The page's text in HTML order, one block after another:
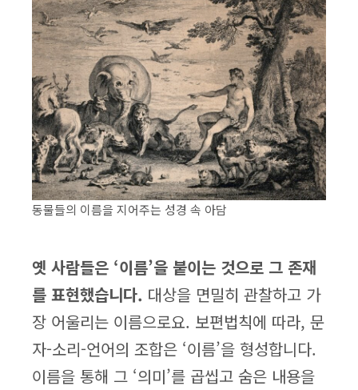
동물들의 이름을 지어주는 성경 속 아담
옛 사람들은 ‘이름’을 붙이는 것으로 그 존재
를 표현했습니다. 대상을 면밀히 관찰하고 가
장 어울리는 이름으로요. 보편법칙에 따라, 문
자-소리-언어의 조합은 ‘이름’을 형성합니다.
이름을 통해 그 ‘의미’를 곱씹고 숨은 내용을